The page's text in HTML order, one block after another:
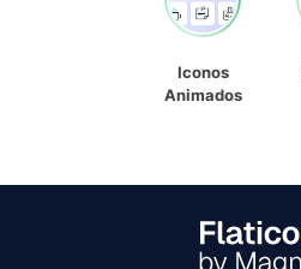
Iconos
Animados